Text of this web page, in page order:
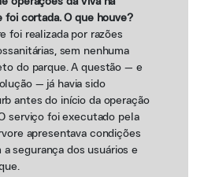
foi cortada. O que houve?
foi realizada por razões
sem nenhuma
do parque. A questão — e
— já havia sido
antes do início da operação
serviço foi executado pela
apresentava condições
segurança dos usuários e